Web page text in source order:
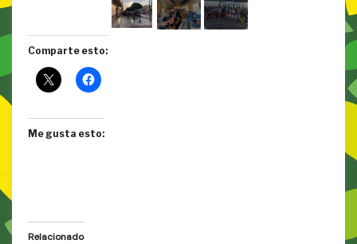
Comparte esto:
Me gusta esto:
Relacionado